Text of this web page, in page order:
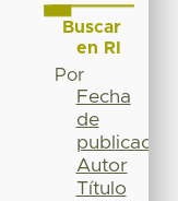
Buscar
en RI
Por
Fecha
de
publicación
Autor
Título